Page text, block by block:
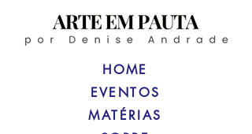
HOME
MATÉRIAS
EVENTOS